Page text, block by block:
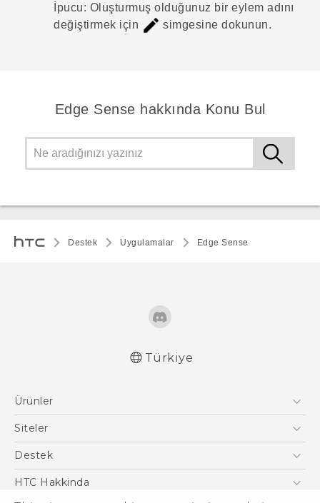
İpucu: Oluşturmuş olduğunuz bir eylem adını
değiştirmek için
simgesine dokunun.
Edge Sense hakkında Konu Bul
Destek Uygulamalar Edge Sense
Türkiye
Ürünler
Akıllı Telefonlar
VIVE
Siteler
HTC Dev
Destek
Destek Merkezi
HTC Hakkinda